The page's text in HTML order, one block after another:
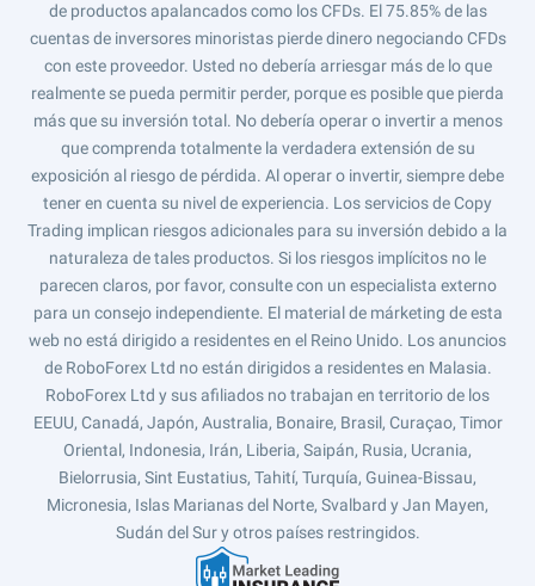
de productos apalancados como los CFDs. El 75.85% de las
cuentas de inversores minoristas pierde dinero negociando CFDs
con este proveedor. Usted no debería arriesgar más de lo que
realmente se pueda permitir perder, porque es posible que pierda
más que su inversión total. No debería operar o invertir a menos
que comprenda totalmente la verdadera extensión de su
exposición al riesgo de pérdida. Al operar o invertir, siempre debe
tener en cuenta su nivel de experiencia. Los servicios de Copy
Trading implican riesgos adicionales para su inversión debido a la
naturaleza de tales productos. Si los riesgos implícitos no le
parecen claros, por favor, consulte con un especialista externo
para un consejo independiente. El material de márketing de esta
web no está dirigido a residentes en el Reino Unido. Los anuncios
de RoboForex Ltd no están dirigidos a residentes en Malasia.
RoboForex Ltd y sus afiliados no trabajan en territorio de los
EEUU, Canadá, Japón, Australia, Bonaire, Brasil, Curaçao, Timor
Oriental, Indonesia, Irán, Liberia, Saipán, Rusia, Ucrania,
Bielorrusia, Sint Eustatius, Tahití, Turquía, Guinea-Bissau,
Micronesia, Islas Marianas del Norte, Svalbard y Jan Mayen,
Sudán del Sur y otros países restringidos.